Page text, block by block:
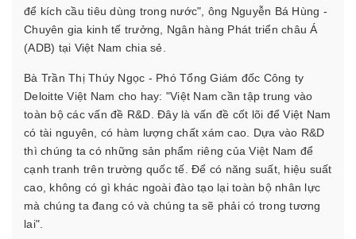
để kích cầu tiêu dùng trong nước", ông Nguyễn Bá Hùng -
Chuyên gia kinh tế trưởng, Ngân hàng Phát triển châu Á
(ADB) tại Việt Nam chia sẻ.
Bà Trần Thị Thúy Ngọc - Phó Tổng Giám đốc Công ty
Deloitte Việt Nam cho hay: "Việt Nam cần tập trung vào
toàn bộ các vấn đề R&D. Đây là vấn đề cốt lõi để Việt Nam
có tài nguyên, có hàm lượng chất xám cao. Dựa vào R&D
thì chúng ta có những sản phẩm riêng của Việt Nam để
cạnh tranh trên trường quốc tế. Để có năng suất, hiệu suất
cao, không có gì khác ngoài đào tạo lại toàn bộ nhân lực
mà chúng ta đang có và chúng ta sẽ phải có trong tương
lai".